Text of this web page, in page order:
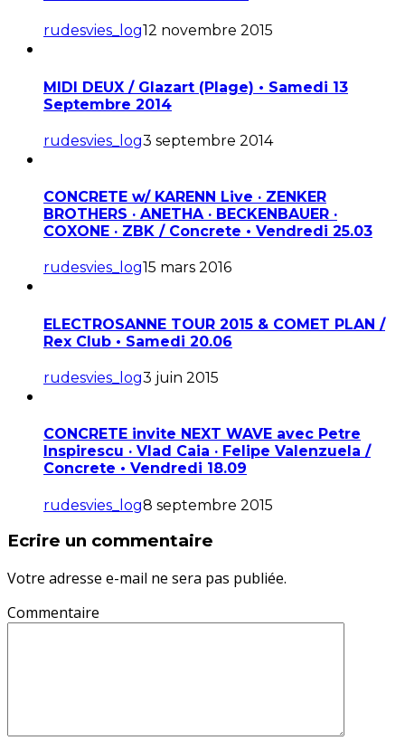
rudesvies_log12 novembre 2015
MIDI DEUX / Glazart (Plage) • Samedi 13
Septembre 2014
rudesvies_log3 septembre 2014
CONCRETE w/ KARENN Live · ZENKER
BROTHERS · ANETHA · BECKENBAUER ·
COXONE · ZBK / Concrete • Vendredi 25.03
rudesvies_log15 mars 2016
ELECTROSANNE TOUR 2015 & COMET PLAN /
Rex Club • Samedi 20.06
rudesvies_log3 juin 2015
CONCRETE invite NEXT WAVE avec Petre
Inspirescu · Vlad Caia · Felipe Valenzuela /
Concrete • Vendredi 18.09
rudesvies_log8 septembre 2015
Ecrire un commentaire
Votre adresse e-mail ne sera pas publiée.
Commentaire